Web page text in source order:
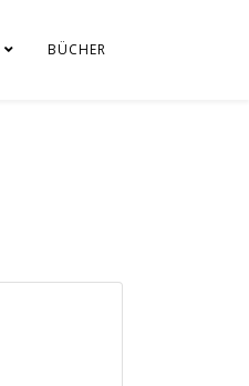
BÜCHER